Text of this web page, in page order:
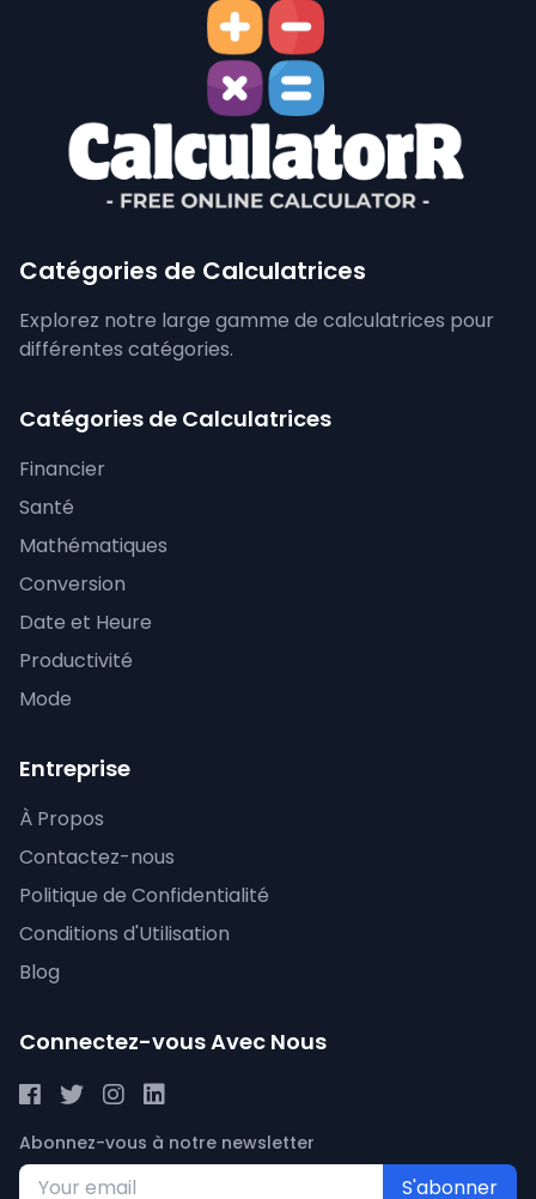
Catégories de Calculatrices
Explorez notre large gamme de calculatrices pour
différentes catégories.
Catégories de Calculatrices
Financier
Santé
Mathématiques
Conversion
Date et Heure
Productivité
Mode
Entreprise
À Propos
Contactez-nous
Politique de Confidentialité
Conditions d'Utilisation
Blog
Connectez-vous Avec Nous
Abonnez-vous à notre newsletter
S'abonner